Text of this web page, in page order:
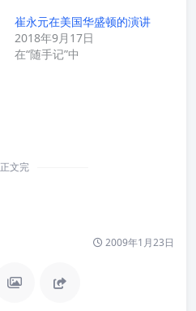
崔永元在美国华盛顿的演讲
2018年9月17日
在“随手记”中
正文完
2009年1月23日